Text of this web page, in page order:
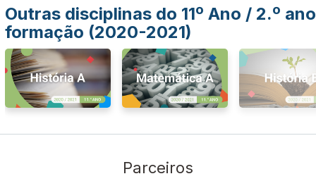
Outras disciplinas do 11º Ano / 2.º ano
formação (2020-2021)
Parceiros